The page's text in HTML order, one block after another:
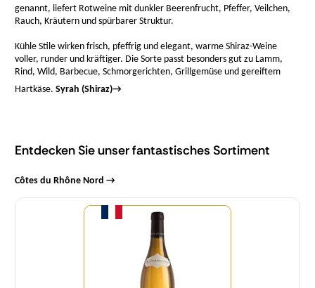
genannt, liefert Rotweine mit dunkler Beerenfrucht, Pfeffer, Veilchen,
Rauch, Kräutern und spürbarer Struktur.
Kühle Stile wirken frisch, pfeffrig und elegant, warme Shiraz-Weine
voller, runder und kräftiger. Die Sorte passt besonders gut zu Lamm,
Rind, Wild, Barbecue, Schmorgerichten, Grillgemüse und gereiftem
Hartkäse. Syrah (Shiraz)→
Entdecken Sie unser fantastisches Sortiment
Côtes du Rhône Nord →
Menge